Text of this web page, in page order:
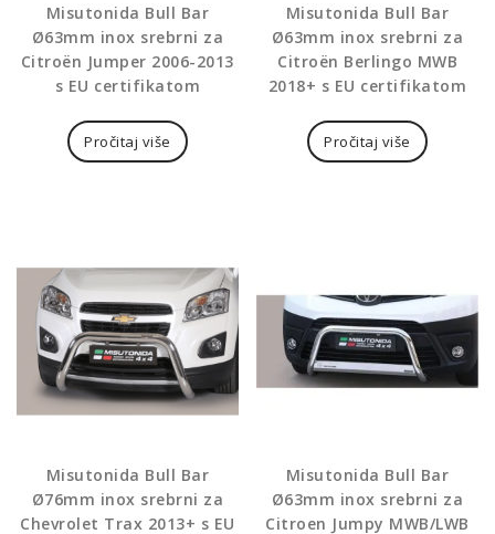
Misutonida Bull Bar
Ø63mm inox srebrni za
Citroën Jumper 2006-2013
s EU certifikatom
Pročitaj više
Misutonida Bull Bar
Ø63mm inox srebrni za
Citroën Berlingo MWB
2018+ s EU certifikatom
Pročitaj više
Misutonida Bull Bar
Ø76mm inox srebrni za
Chevrolet Trax 2013+ s EU
Misutonida Bull Bar
Ø63mm inox srebrni za
Citroen Jumpy MWB/LWB